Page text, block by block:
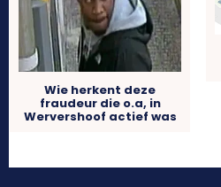
Wie herkent deze
fraudeur die o.a, in
Wervershoof actief was